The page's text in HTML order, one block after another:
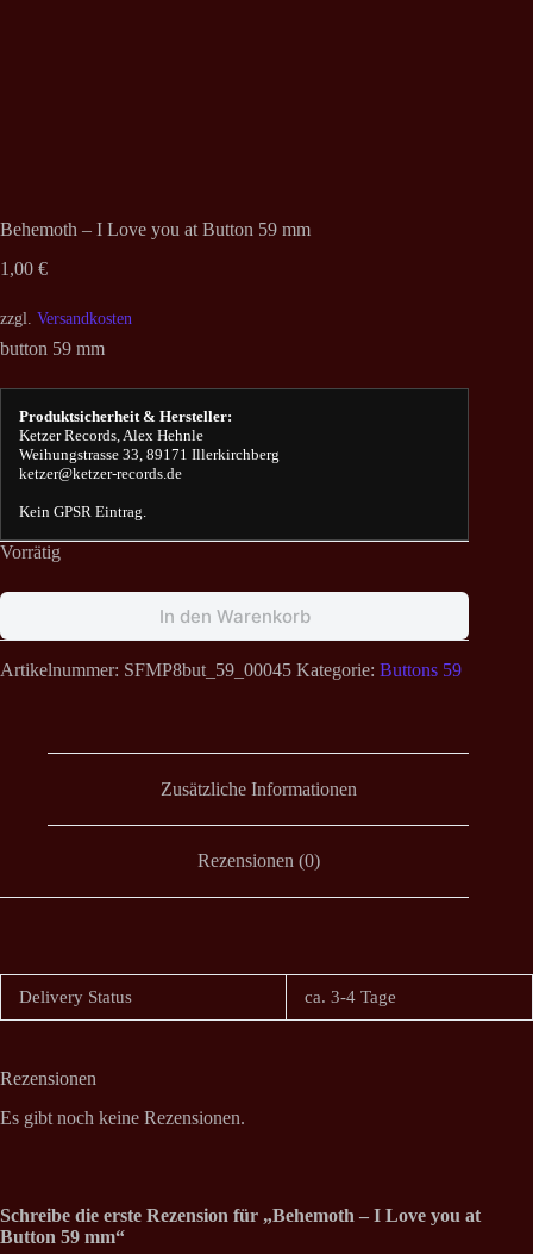
Behemoth – I Love you at Button 59 mm
1,00 €
zzgl. Versandkosten
button 59 mm
Produktsicherheit & Hersteller:
Ketzer Records, Alex Hehnle
Weihungstrasse 33, 89171 Illerkirchberg
ketzer@ketzer-records.de
Kein GPSR Eintrag.
Vorrätig
In den Warenkorb
Artikelnummer: SFMP8but_59_00045 Kategorie: Buttons 59
Zusätzliche Informationen
Rezensionen (0)
Delivery Status ca. 3-4 Tage
Rezensionen
Es gibt noch keine Rezensionen.
Schreibe die erste Rezension für „Behemoth – I Love you at
Button 59 mm“